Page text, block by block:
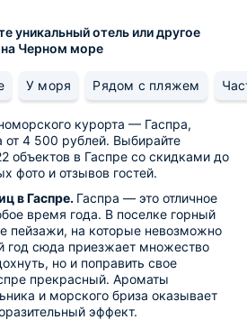
уникальный отель или другое
на Черном море
У моря Рядом с пляжем
курорта — Гаспра,
4 500 рублей. Выбирайте
объектов в Гаспре со скидками до
фото и отзывов гостей.
в Гаспре. Гаспра — это отличное
время года. В поселке горный
пейзажи, на которые невозможно
год сюда приезжает множество
но и поправить свое
прекрасный. Ароматы
и морского бриза оказывает
эффект.